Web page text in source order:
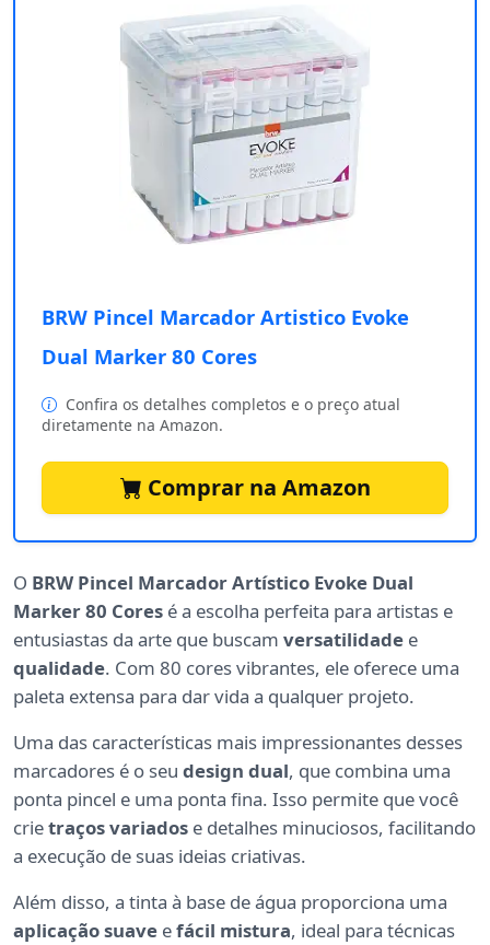
BRW Pincel Marcador Artistico Evoke
Dual Marker 80 Cores
Confira os detalhes completos e o preço atual
diretamente na Amazon.
Comprar na Amazon
O BRW Pincel Marcador Artístico Evoke Dual
Marker 80 Cores é a escolha perfeita para artistas e
entusiastas da arte que buscam versatilidade e
qualidade. Com 80 cores vibrantes, ele oferece uma
paleta extensa para dar vida a qualquer projeto.
Uma das características mais impressionantes desses
marcadores é o seu design dual, que combina uma
ponta pincel e uma ponta fina. Isso permite que você
crietraços variados e detalhes minuciosos, facilitando
a execução de suas ideias criativas.
Além disso, a tinta à base de água proporciona uma
aplicação suave efácil mistura, ideal para técnicas